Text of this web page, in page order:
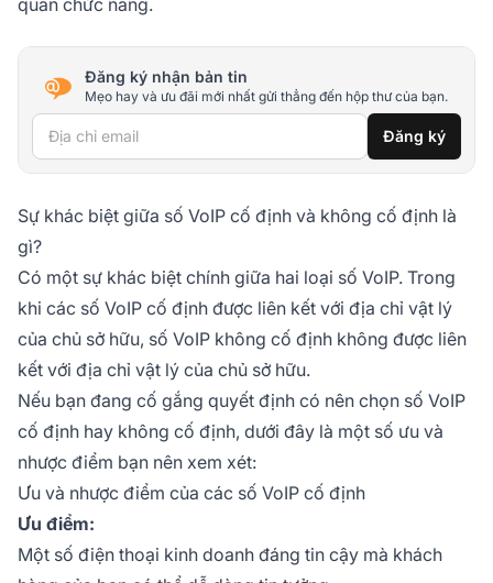
Đăng ký nhận bản tin
Mẹo hay và ưu đãi mới nhất gửi thẳng đến hộp thư của bạn.
Địa chỉ email Đăng ký
Sự khác biệt giữa số VoIP cố định và không cố định là
gì?
Có một sự khác biệt chính giữa hai loại số VoIP. Trong
khi các số VoIP cố định được liên kết với địa chỉ vật lý
của chủ sở hữu, số VoIP không cố định không được liên
kết với địa chỉ vật lý của chủ sở hữu.
Nếu bạn đang cố gắng quyết định có nên chọn số VoIP
cố định hay không cố định, dưới đây là một số ưu và
nhược điểm bạn nên xem xét:
Ưu và nhược điểm của các số VoIP cố định
Ưu điểm:
Một số điện thoại kinh doanh đáng tin cậy mà khách